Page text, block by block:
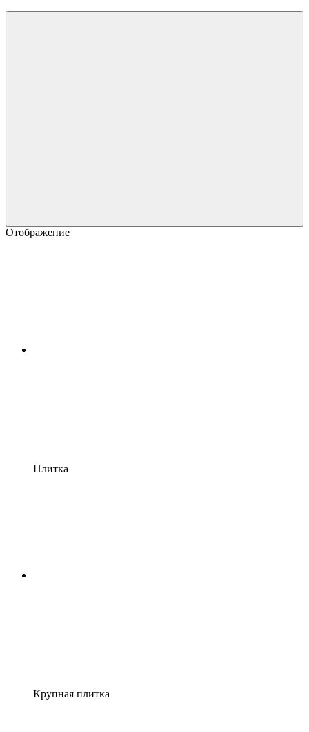
Отображение
Плитка
Крупная плитка